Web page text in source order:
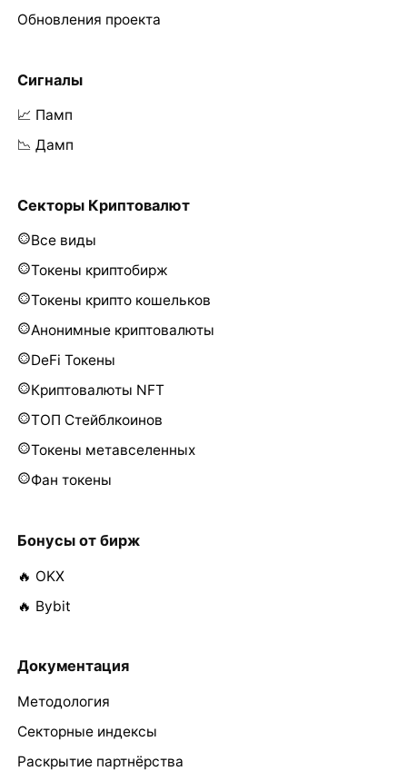
Обновления проекта
Сигналы
📈 Памп
📉 Дамп
Секторы Криптовалют
Все виды
Токены криптобирж
Токены крипто кошельков
Анонимные криптовалюты
DeFi Токены
Криптовалюты NFT
ТОП Стейблкоинов
Токены метавселенных
Фан токены
Бонусы от бирж
🔥 OKX
🔥 Bybit
Документация
Методология
Секторные индексы
Раскрытие партнёрства